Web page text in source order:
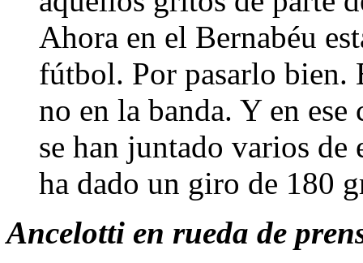
Ahora en el Bernabéu
fútbol. Por pasarlo bien.
no en la banda. Y en
se han juntado varios de
ha dado un giro de 180
Ancelotti en rueda de